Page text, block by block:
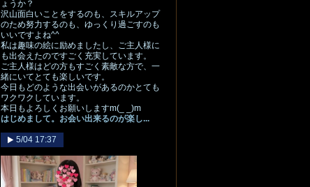
ょうか？
沢山面白いことをするのも、スキルアップ
のため努力するのも、ゆっくり過ごすのも
いいですよね^^
私は趣味の絵に励めましたし、ご主人様に
も出会えたのですごく充実しています。
ご主人様はどの方もすごく素敵な方で、一
緒にいてとても楽しいです。
今日もどのような出会いがあるのかとても
ワクワクしています。
本日もよろしくお願いしますm(_ _)m
はじめまして。お会い出来るのが楽し...
5/04 17:37